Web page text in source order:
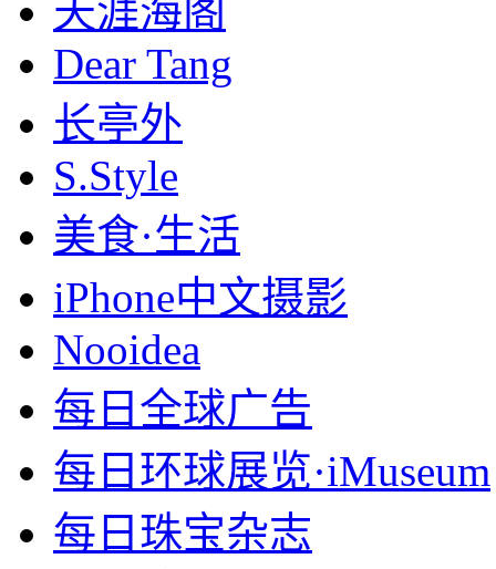
天涯海阁
Dear Tang
长亭外
S.Style
美食·生活
iPhone中文摄影
Nooidea
每日全球广告
每日环球展览·iMuseum
每日珠宝杂志